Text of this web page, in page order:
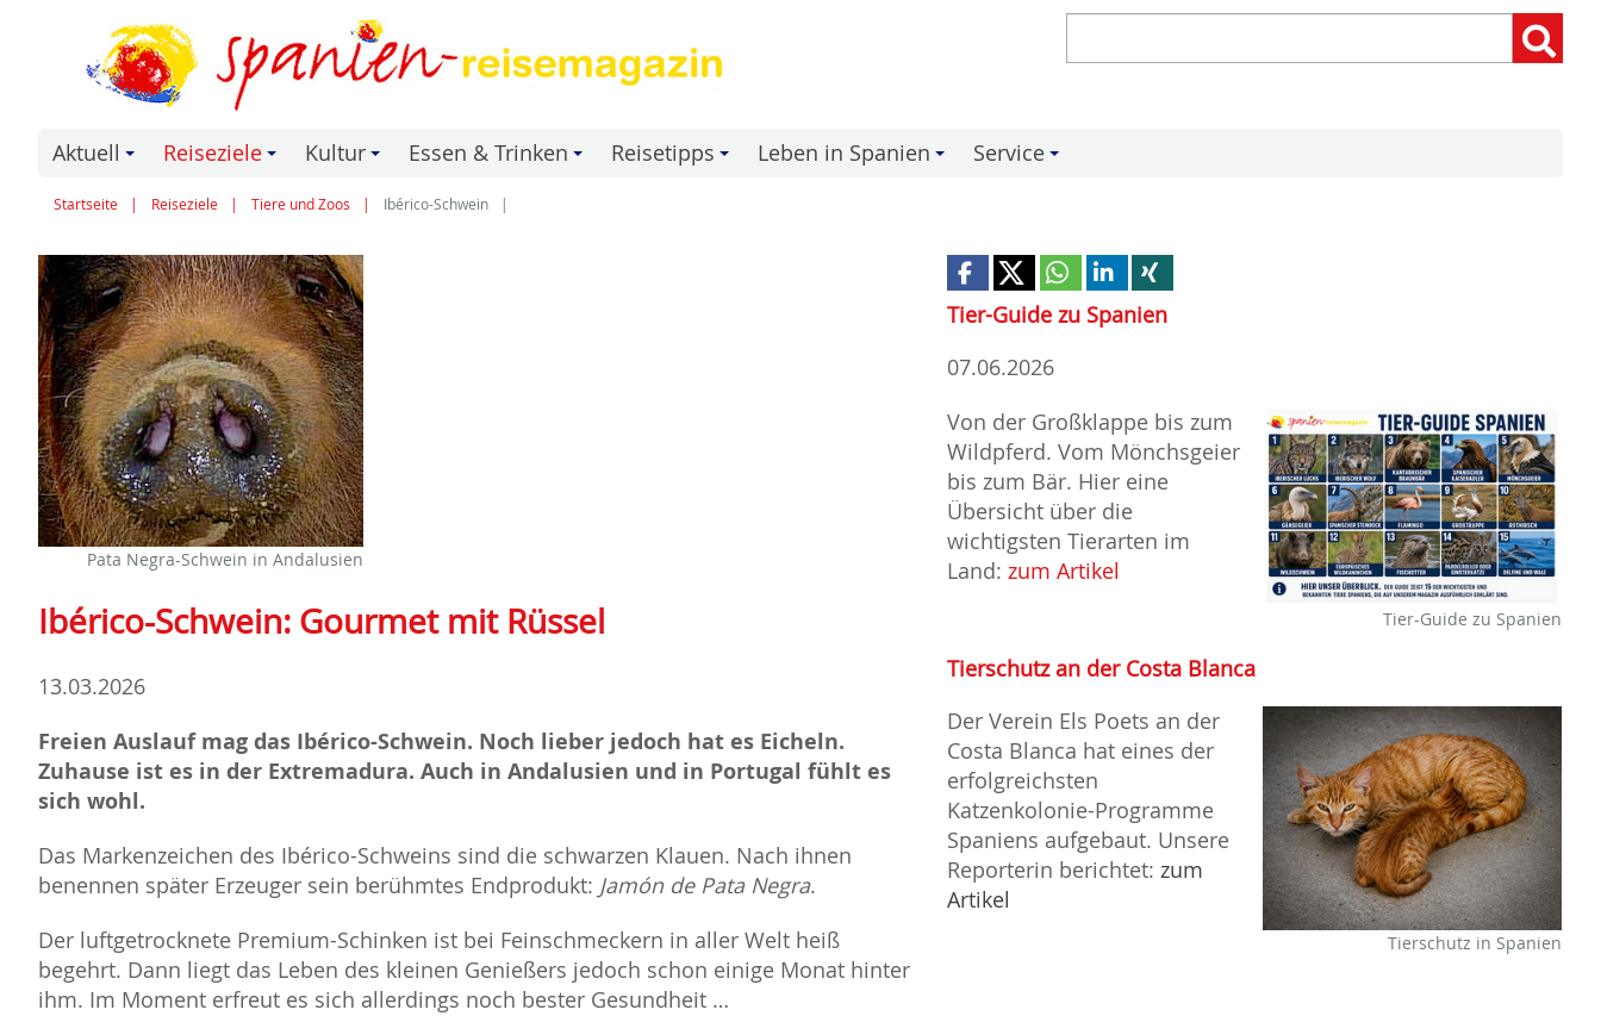
Suchen:
Aktuell Reiseziele Kultur Essen & Trinken Reisetipps Leben in Spanien Service
Startseite Reiseziele Tiere und Zoos Ibérico-Schwein
Pata Negra-Schwein in Andalusien
Ibérico-Schwein: Gourmet mit Rüssel
13.03.2026
Freien Auslauf mag das Ibérico-Schwein. Noch lieber jedoch hat es Eicheln.
Zuhause ist es in der Extremadura. Auch in Andalusien und in Portugal fühlt es
sich wohl.
Das Markenzeichen des Ibérico-Schweins sind die schwarzen Klauen. Nach ihnen
benennen später Erzeuger sein berühmtes Endprodukt: Jamón de Pata Negra.
Der luftgetrocknete Premium-Schinken ist bei Feinschmeckern in aller Welt heiß
begehrt. Dann liegt das Leben des kleinen Genießers jedoch schon einige Monat hinter
ihm. Im Moment erfreut es sich allerdings noch bester Gesundheit
Tier-Guide zu Spanien
07.06.2026
Tier-Guide zu Spanien
Von der Großklappe bis zum
Wildpferd. Vom Mönchsgeier
bis zum Bär. Hier eine
Übersicht über die
wichtigsten Tierarten im
Land: zum Artikel
Tierschutz an der Costa Blanca
Tierschutz in Spanien
Der Verein Els Poets an der
Costa Blanca hat eines der
erfolgreichsten
Katzenkolonie-Programme
Spaniens aufgebaut. Unsere
Reporterin berichtet: zum
Artikel